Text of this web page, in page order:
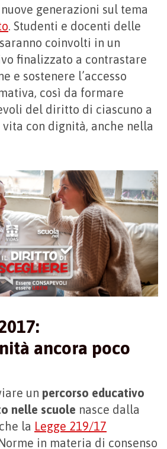
generazioni sul tema
. Studenti e docenti delle
coinvolti in un
finalizzato a contrastare
e sostenere l’accesso
così da formare
del diritto di ciascuno a
con dignità, anche nella
ancora poco
un percorso educativo
nelle scuole nasce dalla
la Legge 219/17
in materia di consenso